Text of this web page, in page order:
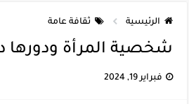
الرئيسية ثقافة عامة
شخصية المرأة
فبراير 19, 2024